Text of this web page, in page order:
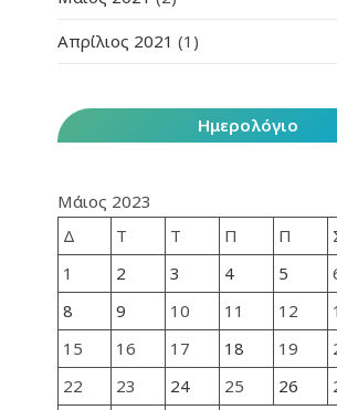
Απρίλιος 2021 (1)
Ημερολόγιο
Μάιος 2023
Δ
Τ Τ Π Π
1
2 3 4 5
8
9 10 11 12
15
16 17 18 19
22
23 24 25 26